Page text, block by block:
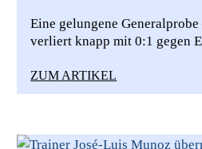
Eine gelungene
verliert knapp mit 0:1 gegen
ZUM ARTIKEL